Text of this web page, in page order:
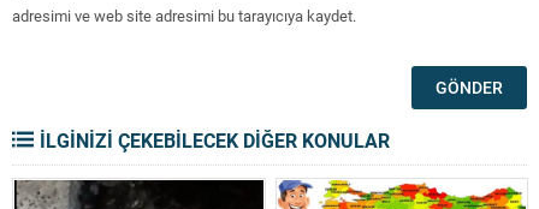
adresimi ve web site adresimi bu tarayıcıya kaydet.
İLGİNİZİ ÇEKEBİLECEK DİĞER KONULAR